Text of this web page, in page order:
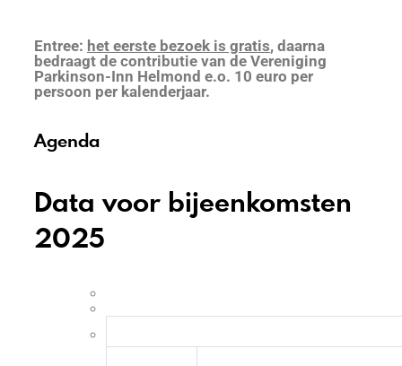
Entree: het eerste bezoek is gratis, daarna
bedraagt de contributie van de Vereniging
Parkinson-Inn Helmond e.o. 10 euro per
persoon per kalenderjaar.
Agenda
Data voor bijeenkomsten
2025